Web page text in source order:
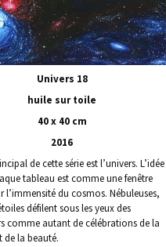
Univers 18
huile sur toile
40 x 40 cm
2016
de cette série est l’univers. L’idée
tableau est comme une fenêtre
l’immensité du cosmos. Nébuleuses,
défilent sous les yeux des
comme autant de célébrations de la
de la beauté.